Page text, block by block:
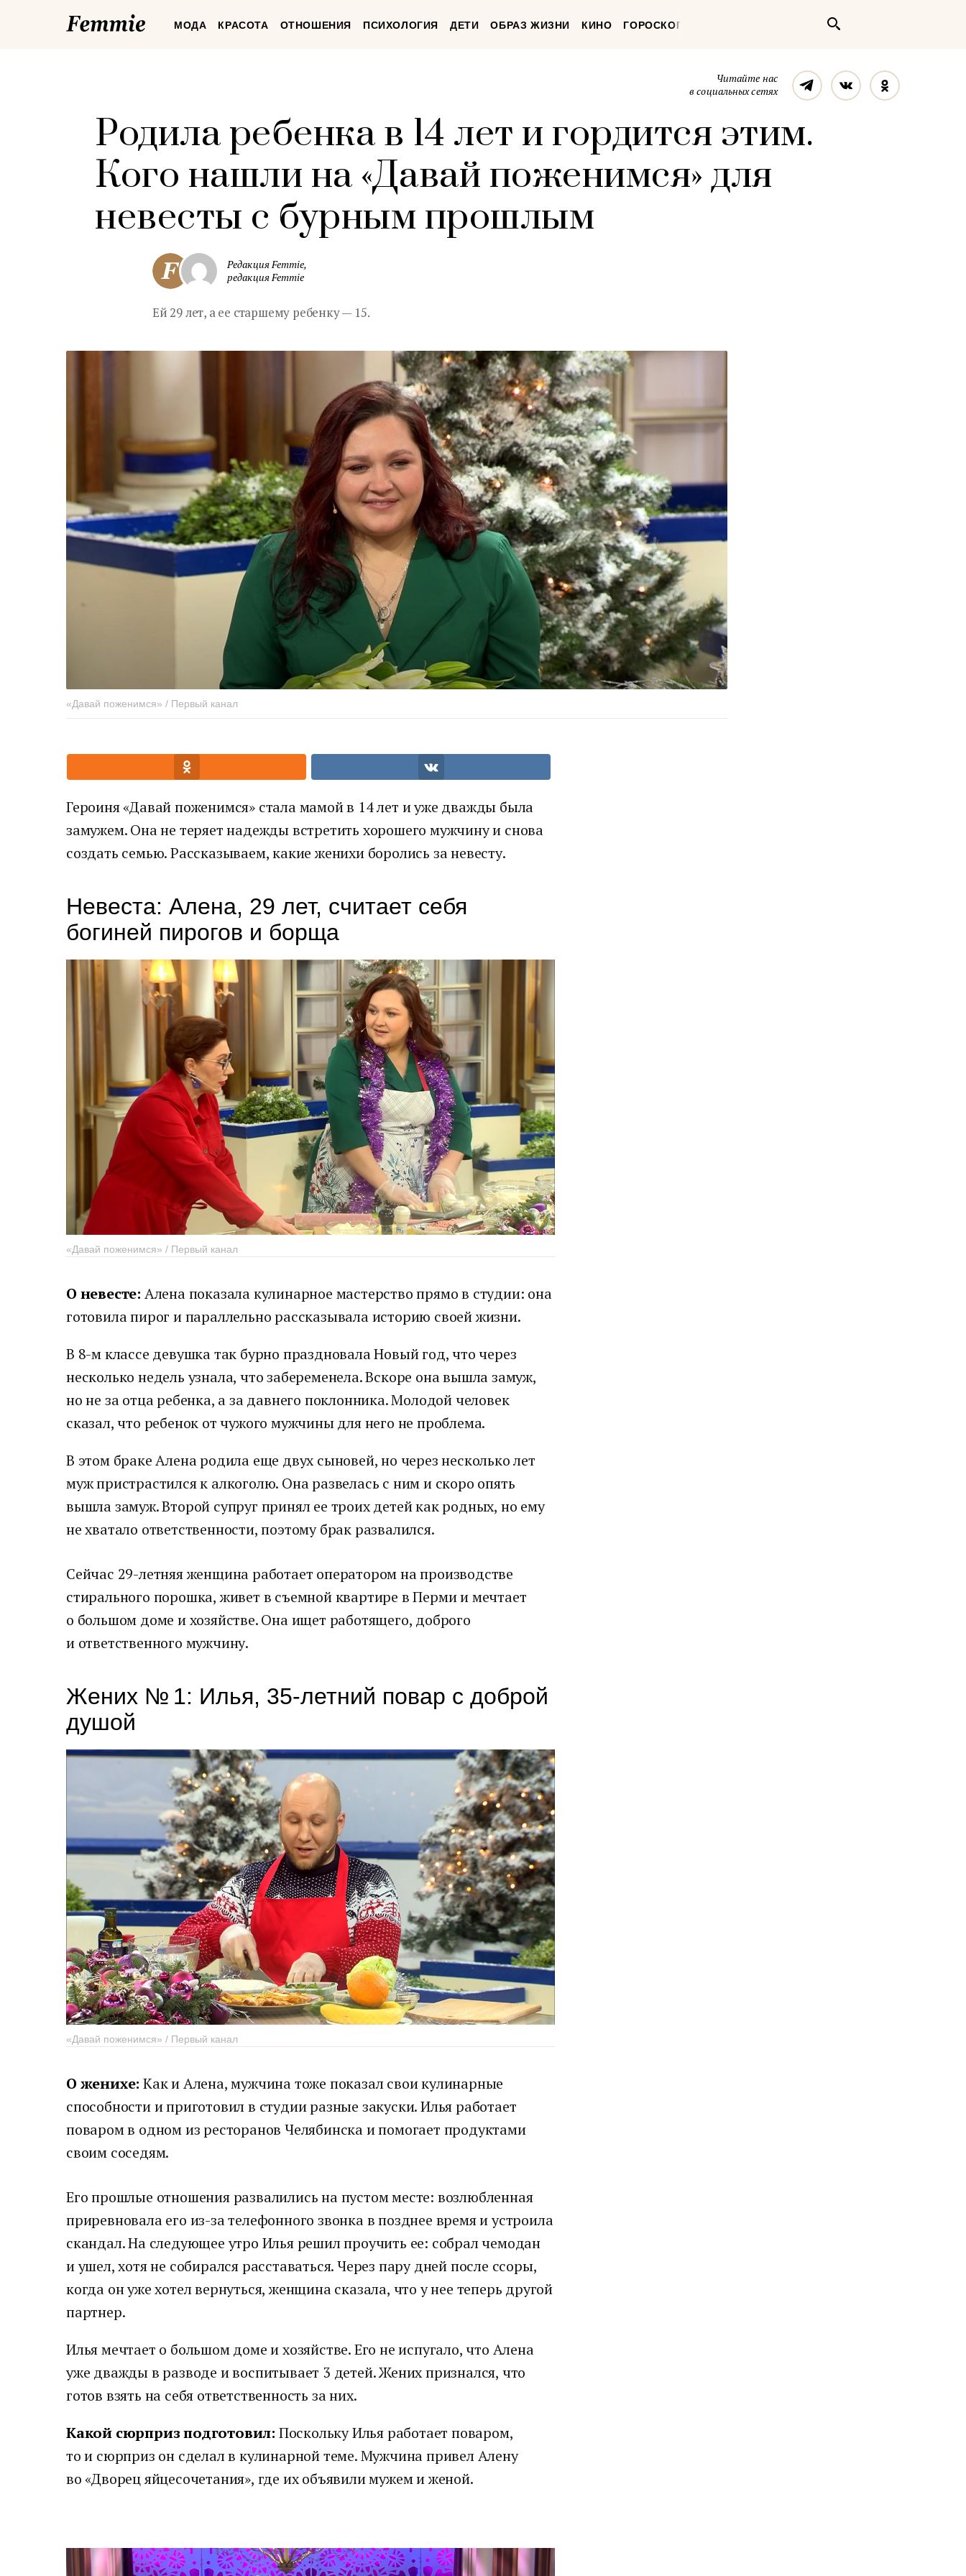
FemmieМОДА КРАСОТА ОТНОШЕНИЯ ПСИХОЛОГИЯ ДЕТИ ОБРАЗ ЖИЗНИ КИНО ГОРОСКОП
Читайте нас
в социальных сетях
ТелеграмВконтакте
Родила ребенка в 14 лет и гордится этим.
Кого нашли на «Давай поженимся» для
невесты с бурным прошлым
Редакция Femmie,
редакция Femmie
Ей 29 лет, а ее старшему ребенку — 15.
«Давай поженимся» / Первый канал
Героиня «Давай поженимся» стала мамой в 14 лет и уже дважды была
замужем. Она не теряет надежды встретить хорошего мужчину и снова
создать семью. Рассказываем, какие женихи боролись за невесту.
Невеста: Алена, 29 лет, считает себя
богиней пирогов и борща
«Давай поженимся» / Первый канал
О невесте: Алена показала кулинарное мастерство прямо в студии: она
готовила пирог и параллельно рассказывала историю своей жизни.
В 8-м классе девушка так бурно праздновала Новый год, что через
несколько недель узнала, что забеременела. Вскоре она вышла замуж,
но не за отца ребенка, а за давнего поклонника. Молодой человек
сказал, что ребенок от чужого мужчины для него не проблема.
В этом браке Алена родила еще двух сыновей, но через несколько лет
муж пристрастился к алкоголю. Она развелась с ним и скоро опять
вышла замуж. Второй супруг принял ее троих детей как родных, но ему
не хватало ответственности, поэтому брак развалился.
Сейчас 29-летняя женщина работает оператором на производстве
стирального порошка, живет в съемной квартире в Перми и мечтает
о большом доме и хозяйстве. Она ищет работящего, доброго
и ответственного мужчину.
Жених № 1: Илья, 35-летний повар с доброй
душой
«Давай поженимся» / Первый канал
О женихе: Как и Алена, мужчина тоже показал свои кулинарные
способности и приготовил в студии разные закуски. Илья работает
поваром в одном из ресторанов Челябинска и помогает продуктами
своим соседям.
Его прошлые отношения развалились на пустом месте: возлюбленная
приревновала его из-за телефонного звонка в позднее время и устроила
скандал. На следующее утро Илья решил проучить ее: собрал чемодан
и ушел, хотя не собирался расставаться. Через пару дней после ссоры,
когда он уже хотел вернуться, женщина сказала, что у нее теперь другой
партнер.
Илья мечтает о большом доме и хозяйстве. Его не испугало, что Алена
уже дважды в разводе и воспитывает 3 детей. Жених признался, что
готов взять на себя ответственность за них.
Какой сюрприз подготовил: Поскольку Илья работает поваром,
то и сюрприз он сделал в кулинарной теме. Мужчина привел Алену
во «Дворец яйцесочетания», где их объявили мужем и женой.